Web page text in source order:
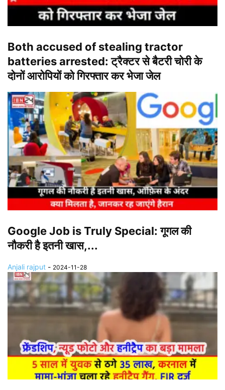
Both accused of stealing tractor
batteries arrested: ट्रैक्टर से बैटरी चोरी के
दोनों आरोपियों को गिरफ्तार कर भेजा जेल
Google Job is Truly Special: गूगल की
नौकरी है इतनी खास,...
Anjali rajput - 2024-11-28